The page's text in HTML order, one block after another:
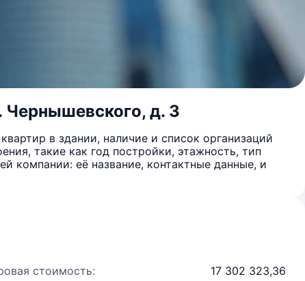
Чернышевского, д. 3
в здании, наличие и список организаций
такие как год постройки, этажность, тип
компании: её название, контактные данные, и
стоимость: 17 302 323,36